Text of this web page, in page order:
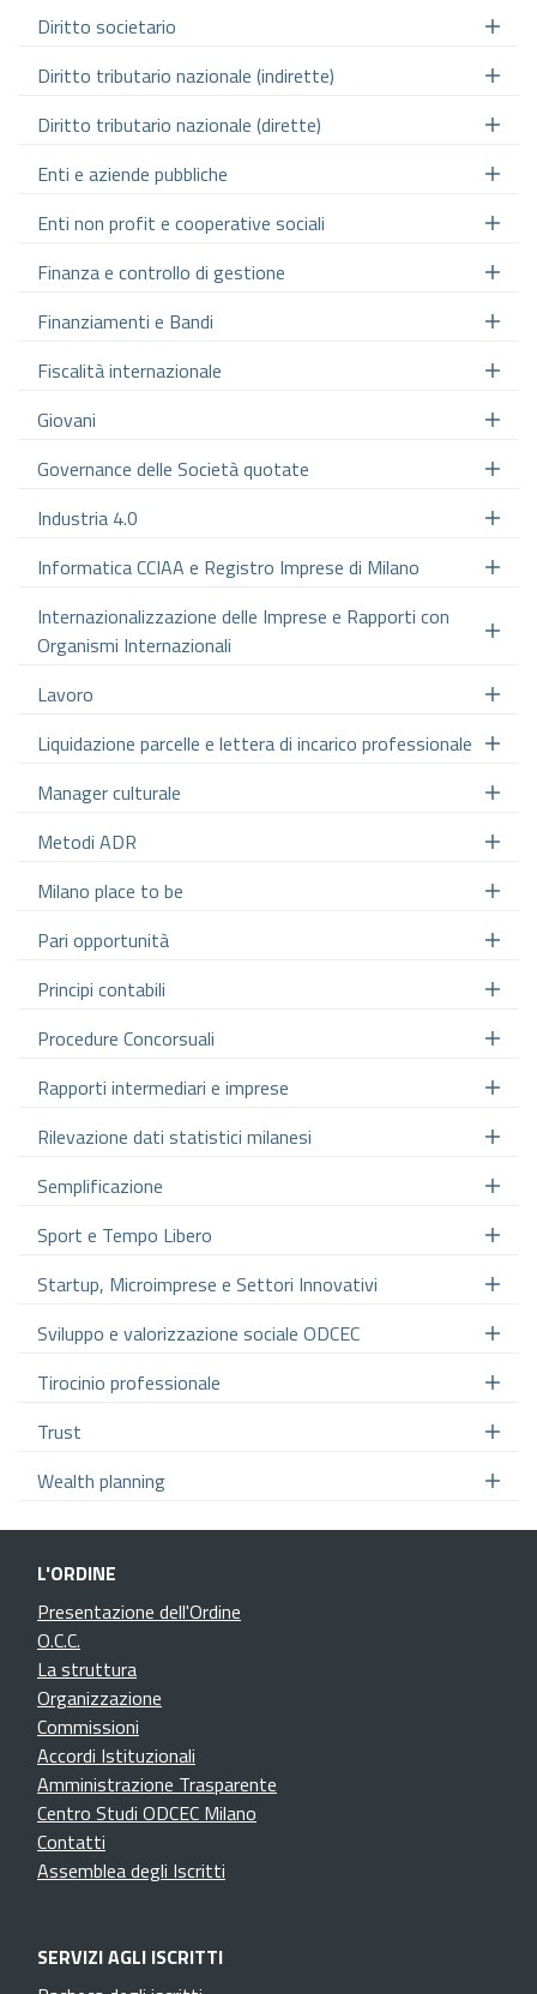
Diritto societario
Diritto tributario nazionale (indirette)
Diritto tributario nazionale (dirette)
Enti e aziende pubbliche
Enti non profit e cooperative sociali
Finanza e controllo di gestione
Finanziamenti e Bandi
Fiscalità internazionale
Giovani
Governance delle Società quotate
Industria 4.0
Informatica CCIAA e Registro Imprese di Milano
Internazionalizzazione delle Imprese e Rapporti con
Organismi Internazionali
Lavoro
Liquidazione parcelle e lettera di incarico professionale
Manager culturale
Metodi ADR
Milano place to be
Pari opportunità
Principi contabili
Procedure Concorsuali
Rapporti intermediari e imprese
Rilevazione dati statistici milanesi
Semplificazione
Sport e Tempo Libero
Startup, Microimprese e Settori Innovativi
Sviluppo e valorizzazione sociale ODCEC
Tirocinio professionale
Trust
Wealth planning
L'ORDINE
Presentazione dell'Ordine
O.C.C.
La struttura
Organizzazione
Commissioni
Accordi Istituzionali
Amministrazione Trasparente
Centro Studi ODCEC Milano
Contatti
Assemblea degli Iscritti
SERVIZI AGLI ISCRITTI